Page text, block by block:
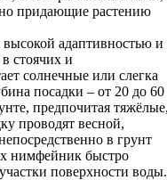
придающие растению
адаптивностью и
стоячих и
солнечные или слегка
посадки – от 20 до 60
предпочитая
проводят весной,
в грунт
нимфейник быстро
поверхности воды.